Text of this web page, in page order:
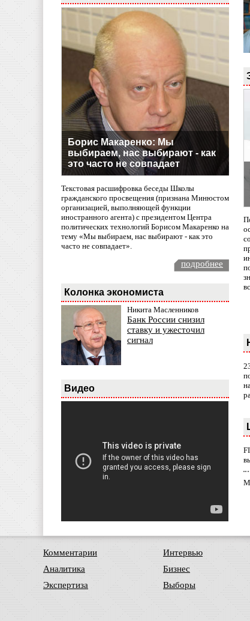
Борис Макаренко: Мы
выбираем, нас выбирают - как
это часто не совпадает
Текстовая расшифровка беседы Школы
гражданского просвещения (признана Минюстом
организацией, выполняющей функции
иностранного агента) с президентом Центра
политических технологий Борисом Макаренко на
тему «Мы выбираем, нас выбирают - как это
часто не совпадает».
подробнее
Колонка экономиста
Никита Масленников
Банк России снизил
ставку и ужесточил
сигнал
Видео
Комментарии
Аналитика
Экспертиза
Интервью
Бизнес
Выборы